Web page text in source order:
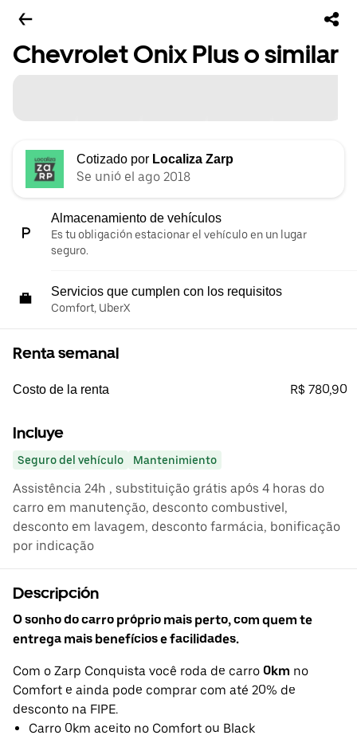
Chevrolet Onix Plus o similar
Cotizado por Localiza Zarp
Se unió el ago 2018
Almacenamiento de vehículos
Es tu obligación estacionar el vehículo en un lugar
seguro.
Servicios que cumplen con los requisitos
Comfort, UberX
Renta semanal
Costo de la renta R$ 780,90
Incluye
Seguro del vehículo Mantenimiento
Assistência 24h , substituição grátis após 4 horas do
carro em manutenção, desconto combustivel,
desconto em lavagem, desconto farmácia, bonificação
por indicação
Descripción
O sonho do carro próprio mais perto, com quem te
entrega mais benefícios e facilidades.
Com o Zarp Conquista você roda de carro 0km no
Comfort e ainda pode comprar com até 20% de
desconto na FIPE.
Carro 0km aceito no Comfort ou Black